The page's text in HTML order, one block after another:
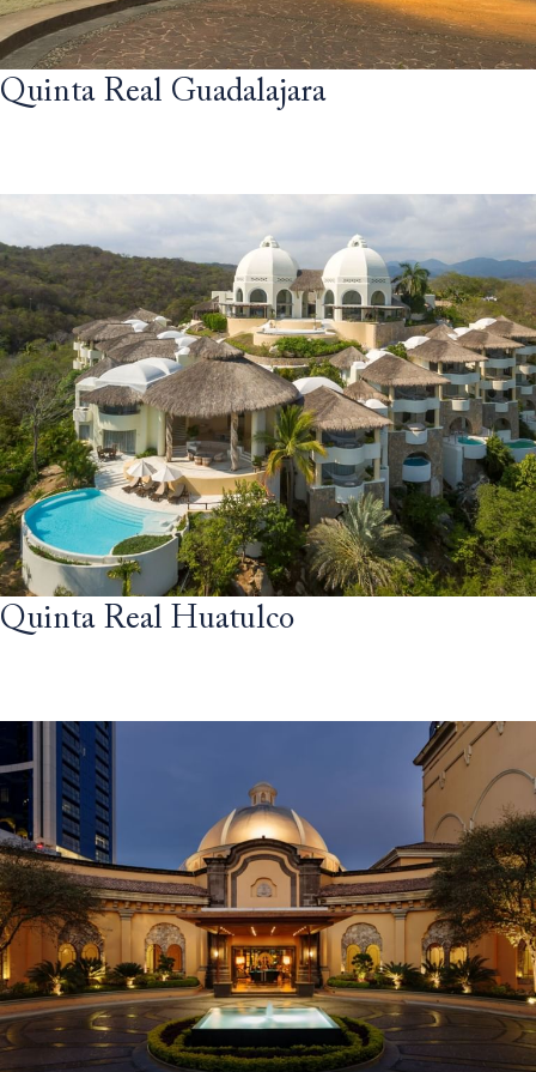
Quinta Real Guadalajara
Quinta Real Huatulco